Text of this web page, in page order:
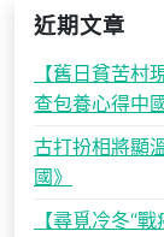
近期文章
【舊日貧苦村
查包養心得中
古打扮相將顯
國》
【尋覓冷冬“